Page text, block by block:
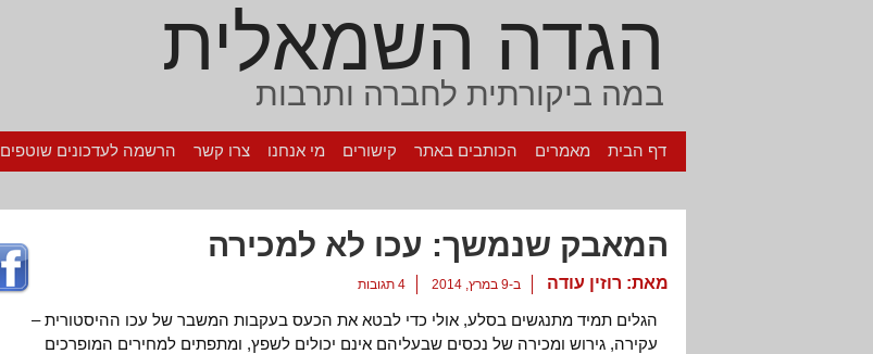
הגדה השמאלית
במה ביקורתית לחברה ותרבות
דף הבית מאמרים הכותבים באתר קישורים מי אנחנו צרו קשר הרשמה לעדכונים שוטפים
המאבק שנמשך: עכו לא למכירה
מאת: רוזין עודה ב-9 במרץ, 2014 4 תגובות
הגלים תמיד מתנגשים בסלע, אולי כדי לבטא את הכעס בעקבות המשבר של עכו ההיסטורית –
עקירה, גירוש ומכירה של נכסים שבעליהם אינם יכולים לשפץ, ומתפתים למחירים המופרכים